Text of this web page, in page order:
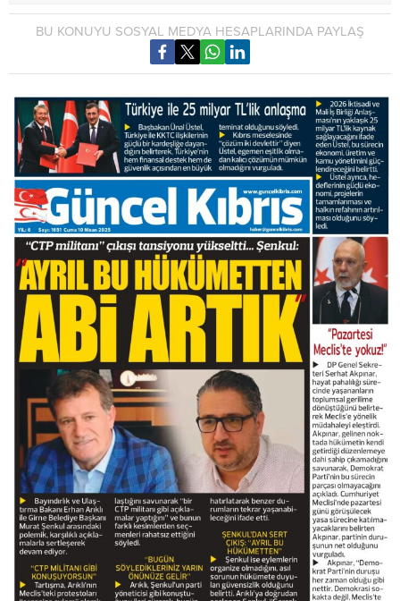
BU KONUYU SOSYAL MEDYA HESAPLARINDA PAYLAŞ